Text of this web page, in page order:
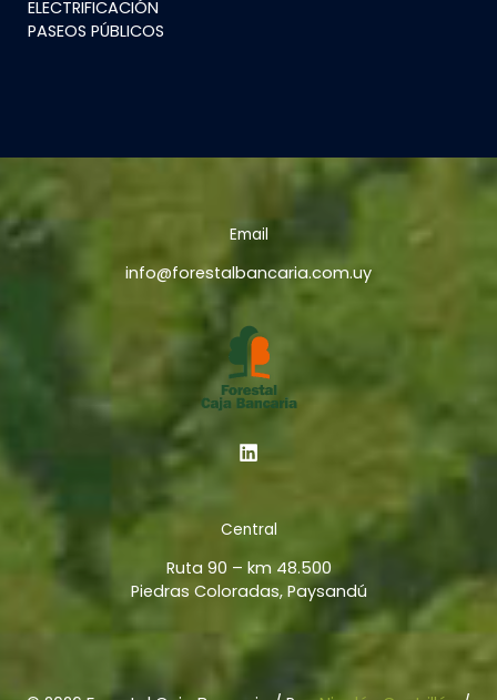
ELECTRIFICACIÓN
PASEOS PÚBLICOS
Email
info@forestalbancaria.com.uy
Central
Ruta 90 – km 48.500
Piedras Coloradas, Paysandú